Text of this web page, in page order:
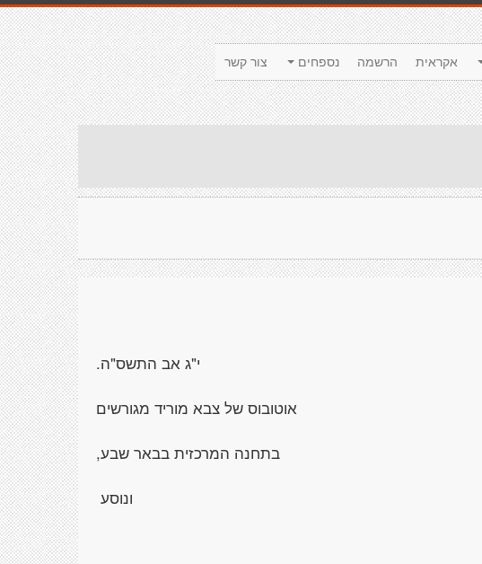
צור קשר נספחים הרשמה אקראית
י"ג אב התשס"ה.
אוטובוס של צבא מוריד מגורשים
בתחנה המרכזית בבאר שבע,
ונוסע